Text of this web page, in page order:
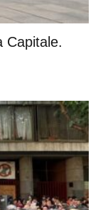
Capitale.